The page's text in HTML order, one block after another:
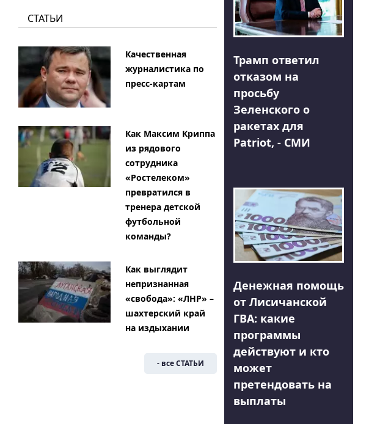
СТАТЬИ
Качественная
журналистика по
пресс-картам
Как Максим Криппа
из рядового
сотрудника
«Ростелеком»
превратился в
тренера детской
футбольной
команды?
Как выглядит
непризнанная
«свобода»: «ЛНР» –
шахтерский край
на издыхании
- все СТАТЬИ
Трамп ответил
отказом на
просьбу
Зеленского о
ракетах для
Patriot, - СМИ
Денежная помощь
от Лисичанской
ГВА: какие
программы
действуют и кто
может
претендовать на
выплаты